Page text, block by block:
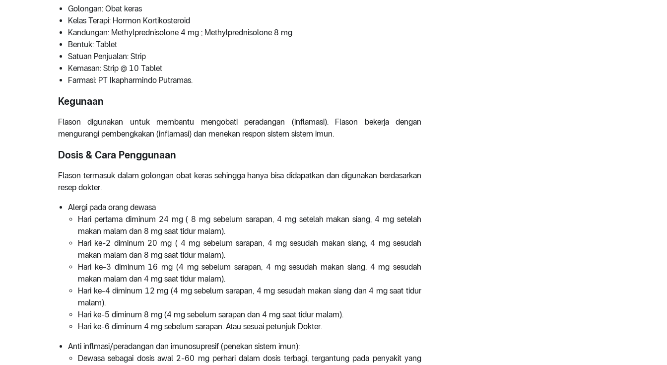
Golongan: Obat keras
Kelas Terapi: Hormon Kortikosteroid
Kandungan: Methylprednisolone 4 mg ; Methylprednisolone 8 mg
Bentuk: Tablet
Satuan Penjualan: Strip
Kemasan: Strip @ 10 Tablet
Farmasi: PT Ikapharmindo Putramas.
Kegunaan
Flason digunakan untuk membantu mengobati peradangan (inflamasi). Flason bekerja dengan
mengurangi pembengkakan (inflamasi) dan menekan respon sistem sistem imun.
Dosis & Cara Penggunaan
Flason termasuk dalam golongan obat keras sehingga hanya bisa didapatkan dan digunakan berdasarkan
resep dokter.
Alergi pada orang dewasa
Hari pertama diminum 24 mg ( 8 mg sebelum sarapan, 4 mg setelah makan siang, 4 mg setelah
makan malam dan 8 mg saat tidur malam).
Hari ke-2 diminum 20 mg ( 4 mg sebelum sarapan, 4 mg sesudah makan siang, 4 mg sesudah
makan malam dan 8 mg saat tidur malam).
Hari ke-3 diminum 16 mg (4 mg sebelum sarapan, 4 mg sesudah makan siang, 4 mg sesudah
makan malam dan 4 mg saat tidur malam).
Hari ke-4 diminum 12 mg (4 mg sebelum sarapan, 4 mg sesudah makan siang dan 4 mg saat tidur
malam).
Hari ke-5 diminum 8 mg (4 mg sebelum sarapan dan 4 mg saat tidur malam).
Hari ke-6 diminum 4 mg sebelum sarapan. Atau sesuai petunjuk Dokter.
Anti inflmasi/peradangan dan imunosupresif (penekan sistem imun):
Dewasa sebagai dosis awal 2-60 mg perhari dalam dosis terbagi, tergantung pada penyakit yang